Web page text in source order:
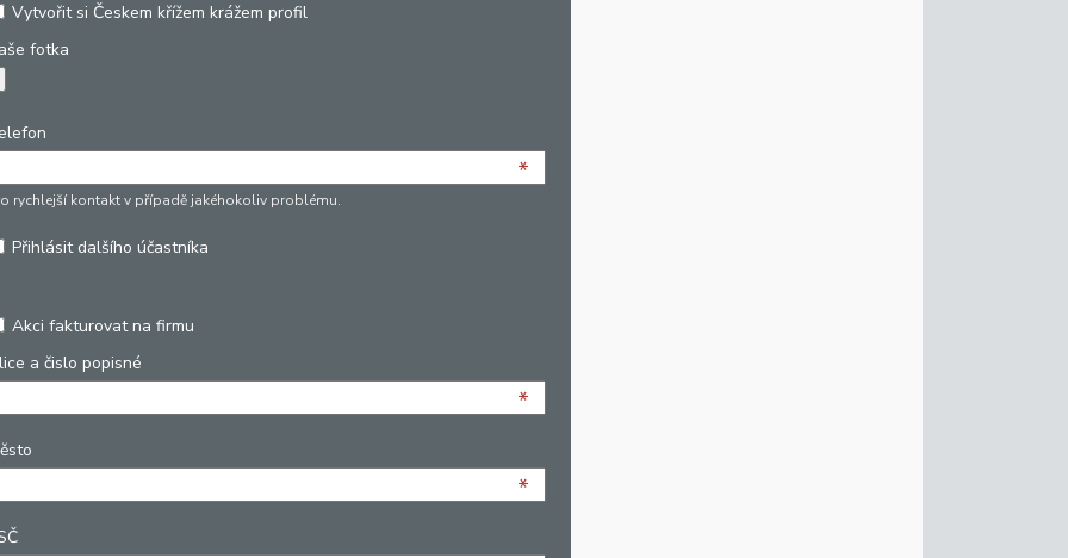
Vytvořit si Českem křížem krážem profil
fotka
*
rychlejší kontakt v případě jakéhokoliv problému.
Přihlásit dalšího účastníka
Akci fakturovat na firmu
a čislo popisné
*
*